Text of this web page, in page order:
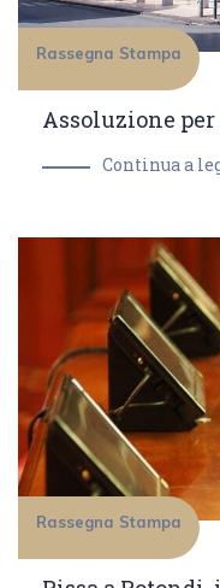
Rassegna Stampa
Assoluzione
Continua a
Rassegna Stampa